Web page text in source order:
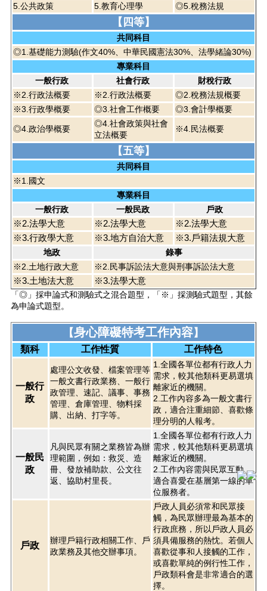
5.公共政策
5.教育心理學 ◎5.稅務法規
【四等】
共同科目
◎1.基礎能力測驗(作文40%、中華民國憲法30%、法學緒論30%)
專業科目
一般行政
社會行政
財稅行政
※2.行政法概要
※2.行政法概要
◎2.稅務法規概要
※3.行政學概要
◎3.社會工作概要 ◎3.會計學概要
◎4.政治學概要
◎4.社會政策與社會
立法概要
※4.民法概要
【五等】
共同科目
※1.國文
專業科目
一般行政
一般民政 戶政
※2.法學大意 ※2.法學大意
※2.法學大意
※3.行政學大意
※3.地方自治大意 ※3.戶籍法規大意
地政
錄事
※2.土地行政大意
※2.民事訴訟法大意與刑事訴訟法大意
※3.土地法大意 ※3.法學大意
「◎」採申論式和測驗式之混合題型，「※」採測驗式題型，其餘
為申論式題型。
【身心障礙特考工作內容】
類科 工作性質 工作特色
一般行
政
處理公文收發、檔案管理等
一般文書行政業務、一般行
政管理、速記、議事、事務
管理、倉庫管理、物料採
購、出納、打字等。
1.全國各單位都有行政人力
需求，較其他類科更易選填
離家近的機關。
2.工作內容多為一般文書行
政，適合注重細節、喜歡條
理分明的人報考。
一般民
政
凡與民眾有關之業務皆為辦
理範圍，例如：救災、造
冊、發放補助款、公文往
返、協助村里長。
1.全國各單位都有行政人力
需求，較其他類科更易選填
離家近的機關。
2.工作內容需與民眾互動，
適合喜愛在基層第一線的單
位服務者。
戶政
辦理戶籍行政相關工作、戶
政業務及其他交辦事項。
戶政人員必須常和民眾接
觸，為民眾辦理最為基本的
行政庶務，所以戶政人員必
須具備服務的熱忱。若個人
喜歡從事和人接觸的工作，
或喜歡單純的例行性工作，
戶政類科會是非常適合的選
擇。